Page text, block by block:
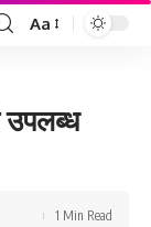
Font
Aa
उपलब्ध
1 Min Read